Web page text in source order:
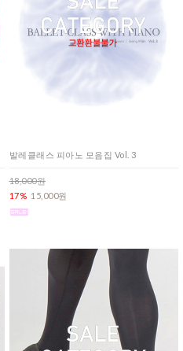
발레클래스 피아노 모음집 Vol. 3
18,000원
17% 15,000원